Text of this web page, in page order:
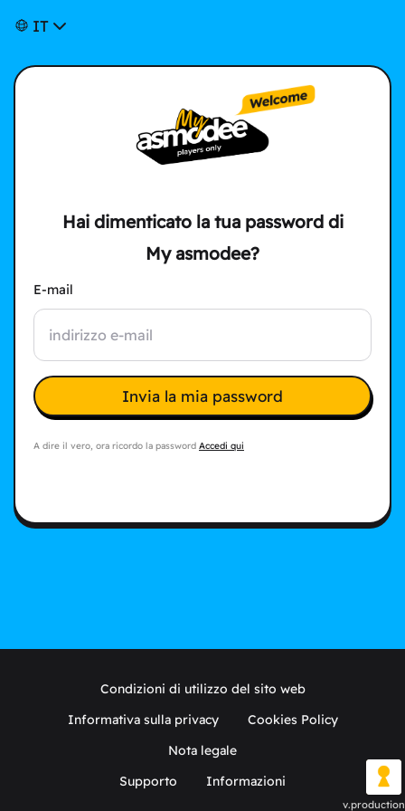
IT
Hai dimenticato la tua password di
My asmodee?
E-mail
Invia la mia password
A dire il vero, ora ricordo la password Accedi qui
Condizioni di utilizzo del sito web
Informativa sulla privacy
Cookies Policy
Nota legale
Supporto
Informazioni
v.production